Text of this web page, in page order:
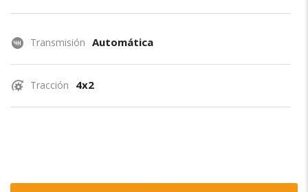
Transmisión Automática
Tracción 4x2